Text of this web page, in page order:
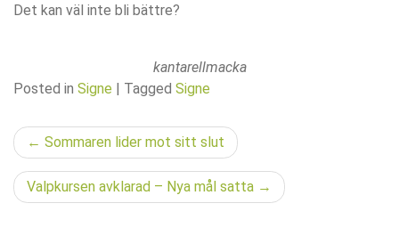
Det kan väl inte bli bättre?
kantarellmacka
Posted in Signe | Tagged Signe
Inläggsnavigering
Sommaren lider mot sitt slut
Valpkursen avklarad – Nya mål satta